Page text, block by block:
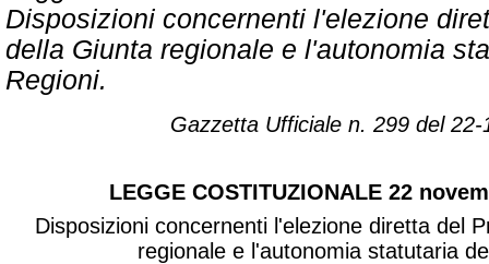
Disposizioni concernenti l'elezione
della Giunta regionale e l'autonomia
Regioni.
Gazzetta Ufficiale n. 299 del 22-
LEGGE COSTITUZIONALE 22
Disposizioni concernenti l'elezione diretta del
regionale e l'autonomia statutaria